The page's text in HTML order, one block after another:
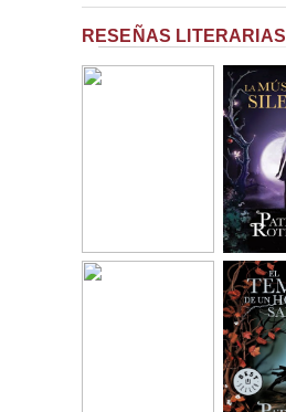
RESEÑAS LITERARIAS